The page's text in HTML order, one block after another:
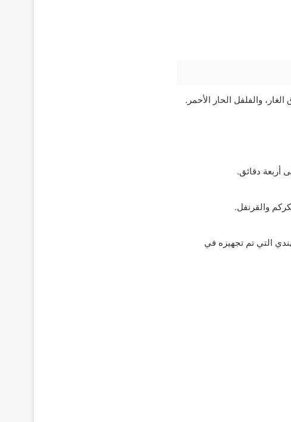
والفلفل الحار الأحمر.
أربعة دقائق.
والقرنفل.
التي تم تجهيزه في